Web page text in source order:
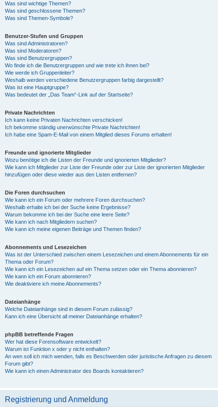
Was sind wichtige Themen?
Was sind geschlossene Themen?
Was sind Themen-Symbole?
Benutzer-Stufen und Gruppen
Was sind Administratoren?
Was sind Moderatoren?
Was sind Benutzergruppen?
Wo finde ich die Benutzergruppen und wie trete ich ihnen bei?
Wie werde ich Gruppenleiter?
Weshalb werden verschiedene Benutzergruppen farbig dargestellt?
Was ist eine Hauptgruppe?
Was bedeutet der „Das Team“-Link auf der Startseite?
Private Nachrichten
Ich kann keine Privaten Nachrichten verschicken!
Ich bekomme ständig unerwünschte Private Nachrichten!
Ich habe eine Spam-E-Mail von einem Mitglied dieses Forums erhalten!
Freunde und ignorierte Mitglieder
Wozu benötige ich die Listen der Freunde und ignorierten Mitglieder?
Wie kann ich Mitglieder zur Liste der Freunde oder zur Liste der ignorierten Mitglieder
hinzufügen oder diese wieder aus den Listen entfernen?
Die Foren durchsuchen
Wie kann ich ein Forum oder mehrere Foren durchsuchen?
Weshalb erhalte ich bei der Suche keine Ergebnisse?
Warum bekomme ich bei der Suche eine leere Seite?
Wie kann ich nach Mitgliedern suchen?
Wie kann ich meine eigenen Beiträge und Themen finden?
Abonnements und Lesezeichen
Was ist der Unterschied zwischen einem Lesezeichen und einem Abonnements für ein
Thema oder Forum?
Wie kann ich ein Lesezeichen auf ein Thema setzen oder ein Thema abonnieren?
Wie kann ich ein Forum abonnieren?
Wie deaktiviere ich meine Abonnements?
Dateianhänge
Welche Dateianhänge sind in diesem Forum zulässig?
Kann ich eine Übersicht all meiner Dateianhänge erhalten?
phpBB betreffende Fragen
Wer hat diese Forensoftware entwickelt?
Warum ist Funktion x oder y nicht enthalten?
An wen soll ich mich wenden, falls es Beschwerden oder juristische Anfragen zu diesem
Forum gibt?
Wie kann ich einen Administrator des Boards kontaktieren?
Registrierung und Anmeldung